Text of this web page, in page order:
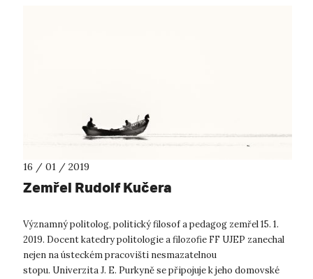
16 / 01 / 2019
Zemřel Rudolf Kučera
Významný politolog, politický filosof a pedagog zemřel 15. 1.
2019. Docent katedry politologie a filozofie FF UJEP zanechal
nejen na ústeckém pracovišti nesmazatelnou
stopu. Univerzita J. E. Purkyně se připojuje k jeho domovské